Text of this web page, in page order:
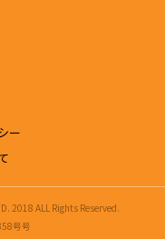
ー
2018 ALL Rights Reserved.
号号